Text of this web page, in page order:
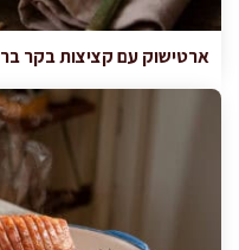
ארטישוק עם קציצות בקר